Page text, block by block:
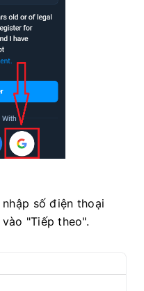
số điện thoại
"Tiếp theo".